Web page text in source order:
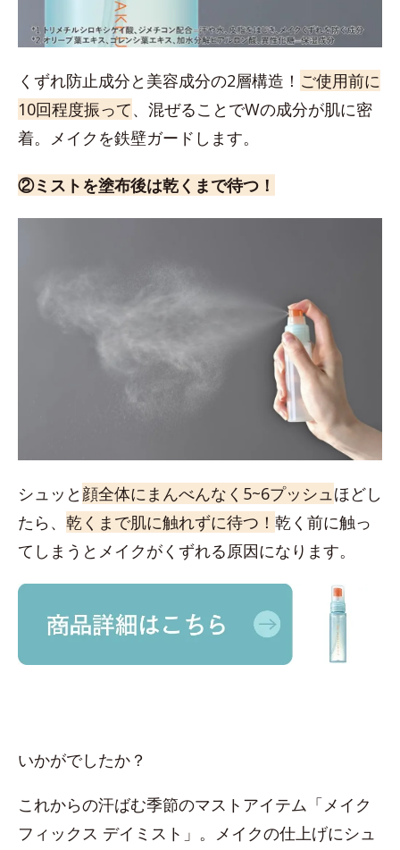
くずれ防止成分と美容成分の2層構造！ ご使用前に
10回程度振って、混ぜることでWの成分が肌に密
着。メイクを鉄壁ガードします。
②ミストを塗布後は乾くまで待つ！
シュッと 顔全体にまんべんなく5~6プッシュほどし
たら、 乾くまで肌に触れずに待つ！ 乾く前に触っ
てしまうとメイクがくずれる原因になります。
いかがでしたか？
これからの汗ばむ季節のマストアイテム「メイク
フィックス デイミスト」。メイクの仕上げにシュ